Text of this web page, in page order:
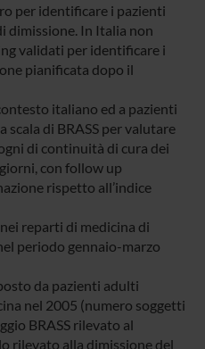
per identificare i pazienti
dimissione. In Italia non
validati per identificare i
pianificata dopo il
italiano ed a pazienti
di BRASS per valutare
di continuità di cura dei
con follow up
rispetto all’indice
reparti di medicina di
periodo gennaio-marzo
da pazienti adulti
nel 2005 (numero soggetti
BRASS rilevato al
rilevato alla dimissione del